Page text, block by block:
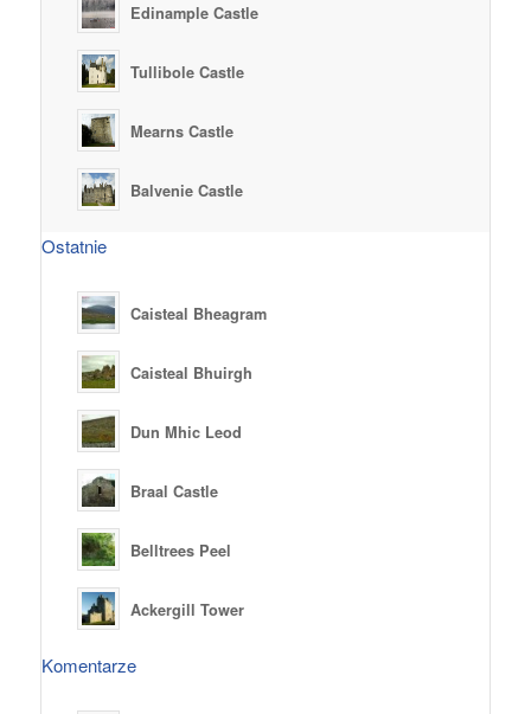
Edinample Castle
Tullibole Castle
Mearns Castle
Balvenie Castle
Ostatnie
Caisteal Bheagram
Caisteal Bhuirgh
Dun Mhic Leod
Braal Castle
Belltrees Peel
Ackergill Tower
Komentarze